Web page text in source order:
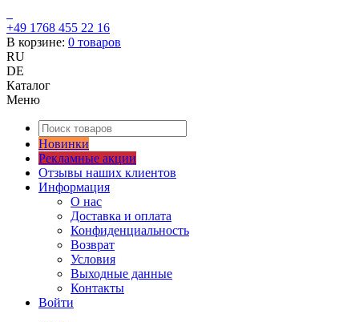
+49 1768 455 22 16
В корзине: 0 товаров
RU
DE
Каталог
Меню
Новинки
Рекламные акции
Отзывы наших клиентов
Информация
О нас
Доставка и оплата
Конфиденциальность
Возврат
Условия
Выходные данные
Контакты
Войти